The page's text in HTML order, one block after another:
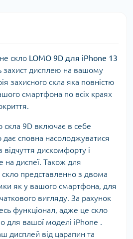
скло LOMO 9D для iPhone 13
захист дисплею на вашому
захисного скла яка повністю
смартфона по всіх краях
скла 9D включає в себе
дає сповна насолоджуватися
дискомфорту і
на диспеї. Також для
скло представленно з двома
як у вашого смартфона, для
вигляду. За рахунок
функціонал, адже це скло
для вашої моделі iPhone .
дисплей від царапин та